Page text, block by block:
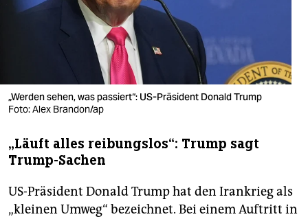
verlag
veranstaltungen
shop
fragen & hilfe
unterstützen
genossenschaft
„Werden sehen, was passiert“: US-Präsident Donald Trump
Foto: Alex Brandon/ap
„Läuft alles reibungslos“: Trump sagt
Trump-Sachen
US-Präsident Donald Trump hat den Irankrieg als
„kleinen Umweg“ bezeichnet. Bei einem Auftritt in